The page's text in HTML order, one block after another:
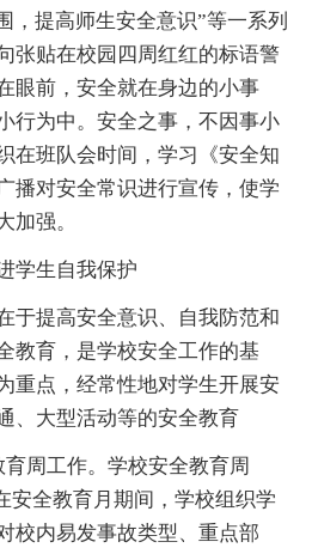
，提高师生安全意识”等一系列
张贴在校园四周红红的标语警
眼前，安全就在身边的小事
行为中。安全之事，不因事小
在班队会时间，学习《安全知
播对安全常识进行宣传，使学
加强。
学生自我保护
于提高安全意识、自我防范和
教育，是学校安全工作的基
重点，经常性地对学生开展安
、大型活动等的安全教育
周工作。学校安全教育周
安全教育月期间，学校组织学
校内易发事故类型、重点部